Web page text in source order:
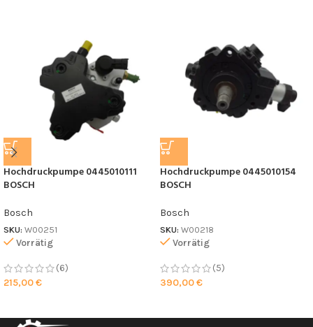
Hochdruckpumpe 0445010111
BOSCH
Bosch
SKU: W00251
Vorrätig
(6)
215,00€
Hochdruckpumpe 0445010154
BOSCH
Bosch
SKU: W00218
Vorrätig
(5)
390,00€